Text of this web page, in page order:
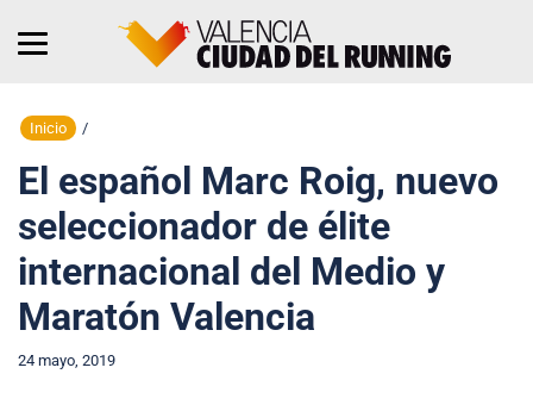
Inicio /
El español Marc Roig, nuevo
seleccionador de élite
internacional del Medio y
Maratón Valencia
24 mayo, 2019